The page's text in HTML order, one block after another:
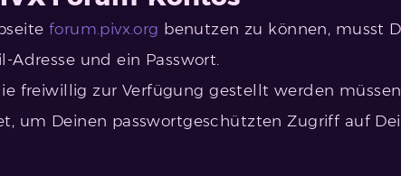
forum.pivx.org benutzen zu können, musst
Adresse und ein Passwort.
freiwillig zur Verfügung gestellt werden
um Deinen passwortgeschützten Zugriff auf